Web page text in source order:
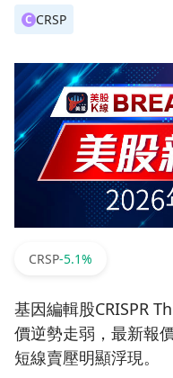
C CRSP
CRSP-5.1%
基因編輯股CRISPR
價逆勢走弱，最新報
短線賣壓明顯浮現。